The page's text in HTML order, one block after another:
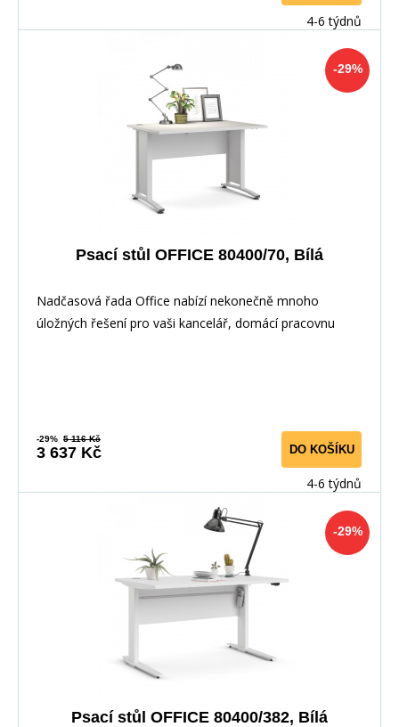
4-6 týdnů
-29%
Psací stůl OFFICE 80400/70, Bílá
Nadčasová řada Office nabízí nekonečně mnoho
úložných řešení pro vaši kancelář, domácí pracovnu
-29% 5 116 Kč
3 637 Kč DO KOŠÍKU
4-6 týdnů
-29%
Psací stůl OFFICE 80400/382, Bílá